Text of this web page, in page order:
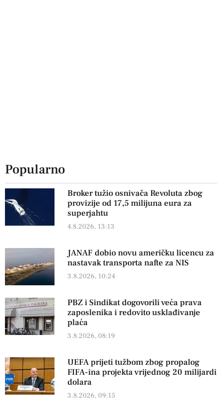
Popularno
Broker tužio osnivača Revoluta zbog
provizije od 17,5 milijuna eura za
superjahtu
4.8.2026, 13:13
JANAF dobio novu američku licencu za
nastavak transporta nafte za NIS
3.8.2026, 10:24
PBZ i Sindikat dogovorili veća prava
zaposlenika i redovito usklađivanje
plaća
3.8.2026, 08:19
UEFA prijeti tužbom zbog propalog
FIFA-ina projekta vrijednog 20 milijardi
dolara
3.8.2026, 09:15